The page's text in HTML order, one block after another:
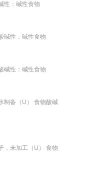
性：碱性食物
碱性：碱性食物
碱性：碱性食物
制备（U）食物酸碱
，未加工（U）食物